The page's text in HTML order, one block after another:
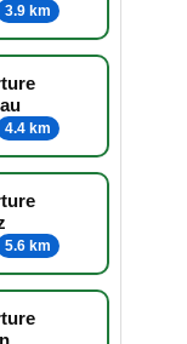
3.9 km
4.4 km
5.6 km